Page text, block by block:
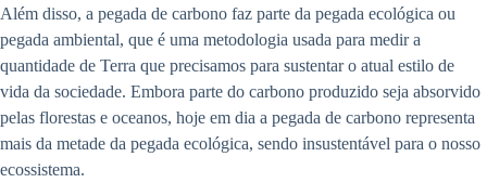
Além disso, a pegada de carbono faz parte da pegada ecológica ou
pegada ambiental, que é uma metodologia usada para medir a
quantidade de Terra que precisamos para sustentar o atual estilo de
vida da sociedade. Embora parte do carbono produzido seja absorvido
pelas florestas e oceanos, hoje em dia a pegada de carbono representa
mais da metade da pegada ecológica, sendo insustentável para o nosso
ecossistema.